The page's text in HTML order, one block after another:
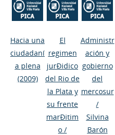
Hacia una
ciudadaní
a plena
(2009)
El
regimen
jurÐidico
del Rio de
la Plata y
su frente
marÐitim
o /
Administr
ación y
gobierno
del
mercosur
/
Silvina
Barón